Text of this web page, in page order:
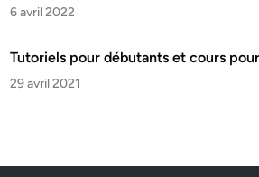
6 avril 2022
Tutoriels pour débutants et cours
29 avril 2021